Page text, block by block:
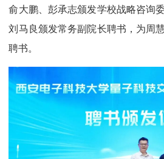
俞大鹏、彭承志颁发学校战略咨询
刘马良颁发常务副院长聘书，为周
聘书。